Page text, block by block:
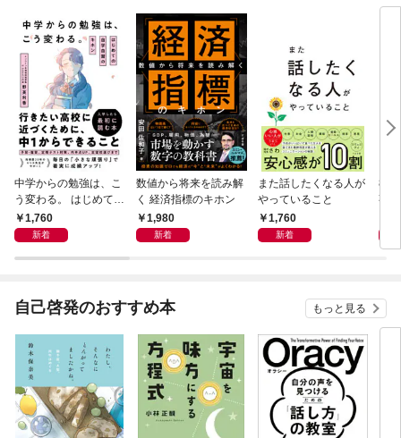
中学からの勉強は、こ
う変わる。 はじめての
自学自習のキホン
1,760
新着
数値から将来を読み解
く 経済指標のキホン
1,980
新着
また話したくなる人が
やっていること
1,760
新着
83
事
自己啓発のおすすめ本 もっと見る